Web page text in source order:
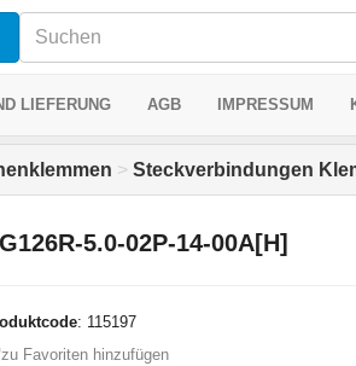
LIEFERUNG AGB IMPRESSUM
> Steckverbindungen
5.0-02P-14-00A[H]
: 115197
zu Favoriten hinzufügen